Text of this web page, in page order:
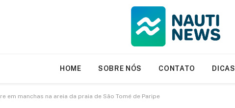
HOME SOBRE NÓS CONTATO DICAS
em manchas na areia da praia de São Tomé de Paripe